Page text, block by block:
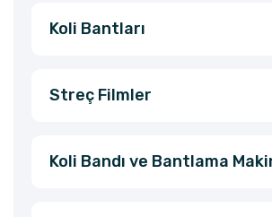
Koli Bantları
Streç Filmler
Koli Bandı ve Bantlama